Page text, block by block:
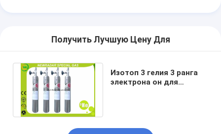
Получить Лучшую Цену Для
Изотоп 3 гелия 3 ранга
электрона он для